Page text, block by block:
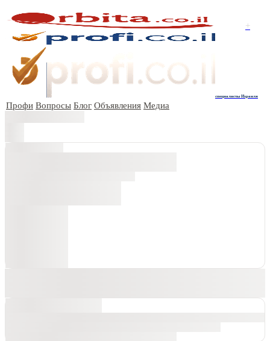
+
специалисты Израиля
Профи Вопросы Блог Объявления Медиа